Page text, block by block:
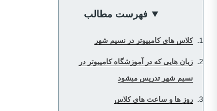
فهرست مطالب
کلاس های کامپیوتر در نسیم شهر
زبان هایی که در آموزشگاه کامپیوتر در
نسیم شهر تدریس میشود
روز ها و ساعت های کلاس